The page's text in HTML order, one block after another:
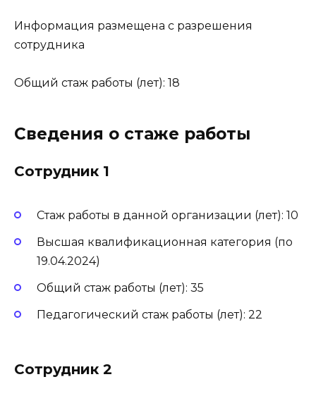
Информация размещена с разрешения
сотрудника
Общий стаж работы (лет): 18
Сведения о стаже работы
Сотрудник 1
Стаж работы в данной организации (лет): 10
Высшая квалификационная категория (по
19.04.2024)
Общий стаж работы (лет): 35
Педагогический стаж работы (лет): 22
Сотрудник 2